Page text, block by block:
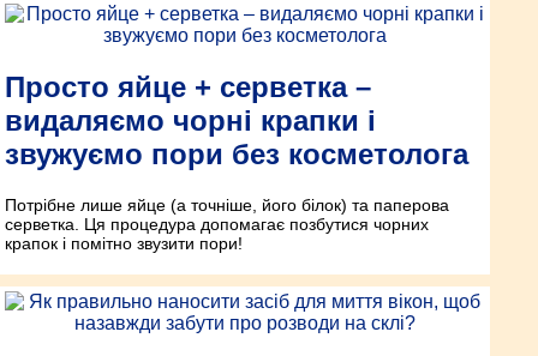
Просто яйце + серветка –
видаляємо чорні крапки і
звужуємо пори без косметолога
Потрібне лише яйце (а точніше, його білок) та паперова
серветка. Ця процедура допомагає позбутися чорних
крапок і помітно звузити пори!